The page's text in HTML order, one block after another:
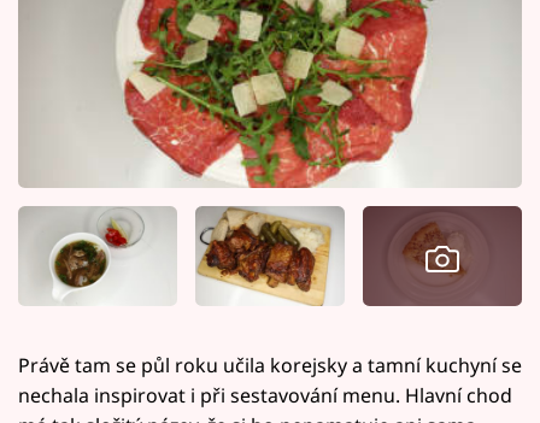
Právě tam se půl roku učila korejsky a tamní kuchyní se
nechala inspirovat i při sestavování menu. Hlavní chod